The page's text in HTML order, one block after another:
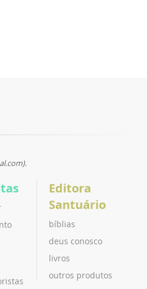
Editora
Santuário
bíblias
deus conosco
livros
outros produtos